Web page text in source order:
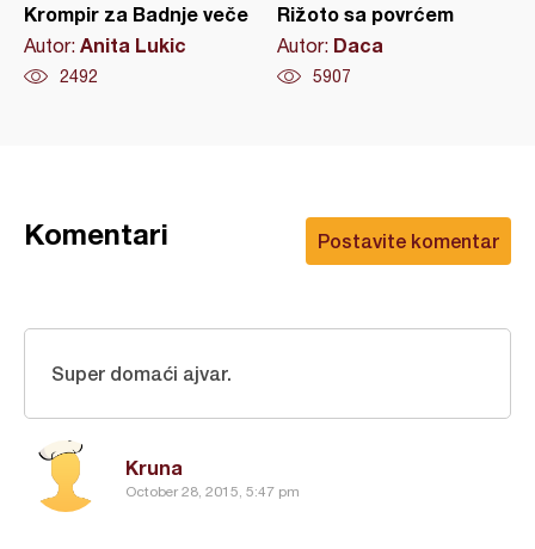
Krompir za Badnje veče
Autor: Anita Lukic
2492
Rižoto sa povrćem
Autor: Daca
5907
Postavite komentar
Komentari
Kruna
October 28, 2015, 5:47 pm
Super domaći ajvar.